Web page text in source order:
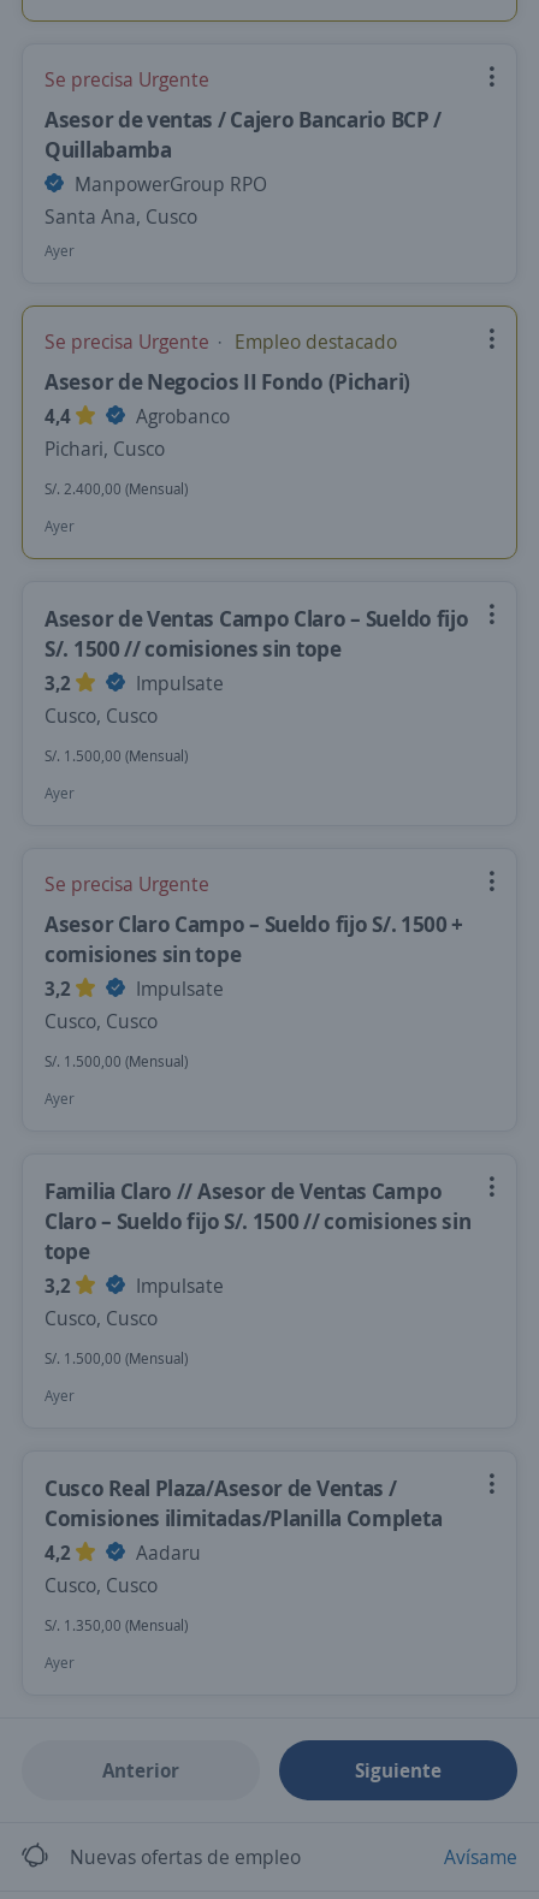
Se precisa Urgente
Asesor de ventas / Cajero Bancario BCP /
Quillabamba
ManpowerGroup RPO
Santa Ana, Cusco
Ayer
Se precisa Urgente Empleo destacado
Asesor de Negocios II Fondo (Pichari)
4,4
Agrobanco
Pichari, Cusco
S/. 2.400,00 (Mensual)
Ayer
Asesor de Ventas Campo Claro – Sueldo fijo
S/. 1500 // comisiones sin tope
3,2
Impulsate
Cusco, Cusco
S/. 1.500,00 (Mensual)
Ayer
Se precisa Urgente
Asesor Claro Campo – Sueldo fijo S/. 1500 +
comisiones sin tope
3,2
Impulsate
Cusco, Cusco
S/. 1.500,00 (Mensual)
Ayer
Familia Claro // Asesor de Ventas Campo
Claro – Sueldo fijo S/. 1500 // comisiones sin
tope
3,2
Impulsate
Cusco, Cusco
S/. 1.500,00 (Mensual)
Ayer
Cusco Real Plaza/Asesor de Ventas /
Comisiones ilimitadas/Planilla Completa
4,2
Aadaru
Cusco, Cusco
S/. 1.350,00 (Mensual)
Ayer
Anterior Siguiente
Nuevas ofertas de empleo Avísame